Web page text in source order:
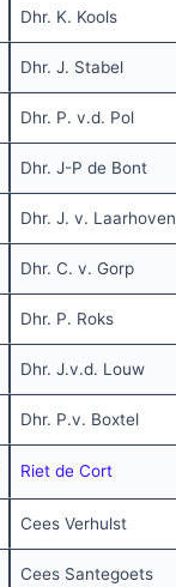
Dhr. K. Kools
Dhr. J. Stabel
Dhr. P. v.d. Pol
Dhr. J-P de Bont
Dhr. J. v. Laarhoven
Dhr. C. v. Gorp
Dhr. P. Roks
Dhr. J.v.d. Louw
Dhr. P.v. Boxtel
Riet de Cort
Cees Verhulst
Cees Santegoets